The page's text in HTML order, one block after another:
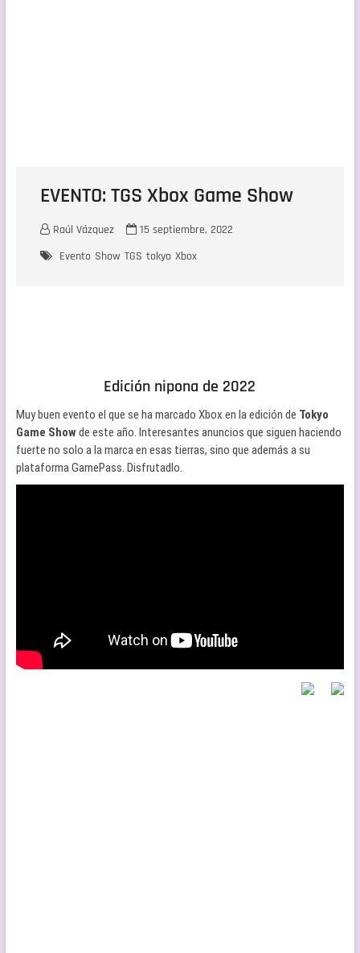
EVENTO: TGS Xbox Game Show
Raúl Vázquez
15 septiembre, 2022
Evento Show TGS tokyo Xbox
Edición nipona de 2022
Muy buen evento el que se ha marcado Xbox en la edición de Tokyo
Game Showde este año. Interesantes anuncios que siguen haciendo
fuerte no solo a la marca en esas tierras, sino que además a su
plataforma GamePass. Disfrutadlo.